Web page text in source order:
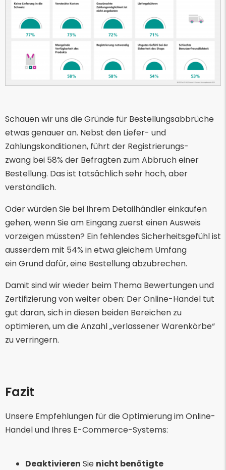
Schauen wir uns die Gründe für Bestellungsabbrüche
etwas genauer an. Nebst den Liefer- und
Zahlungskonditionen, führt der Registrierungs-
zwang bei 58% der Befragten zum Abbruch einer
Bestellung. Das ist tatsächlich sehr hoch, aber
verständlich.
Oder würden Sie bei Ihrem Detailhändler einkaufen
gehen, wenn Sie am Eingang zuerst einen Ausweis
vorzeigen müssten? Ein fehlendes Sicherheitsgefühl ist
ausserdem mit 54% in etwa gleichem Umfang
ein Grund dafür, eine Bestellung abzubrechen.
Damit sind wir wieder beim Thema Bewertungen und
Zertifizierung von weiter oben: Der Online-Handel tut
gut daran, sich in diesen beiden Bereichen zu
optimieren, um die Anzahl „verlassener Warenkörbe“
zu verringern.
Fazit
Unsere Empfehlungen für die Optimierung im Online-
Handel und Ihres E-Commerce-Systems:
Deaktivieren Sie nicht benötigte